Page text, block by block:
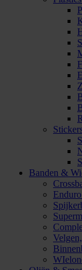
Banden &